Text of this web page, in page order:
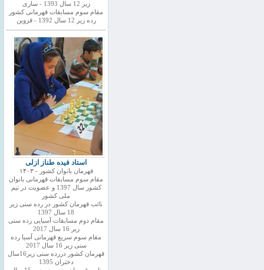
زیر 12 سال 1393 - ساری
مقام سوم مسابقات قهرمانی کشور
رده زیر 12 سال 1392 - قزوین
استاد فیده طناز ازلی
قهرمان بانوان کشور - ۱۴۰۳
مقام سوم مسابقات قهرمانی بانوان
کشور سال 1397 و عضویت در تیم
ملی کشور
نائب قهرمان کشور در رده سنی زیر
18 سال 1397
مقام دوم مسابقات آسیایی رده سنی
زیر 16 سال 2017
مقام سوم سریع قهرمانی آسیا رده
سنی زیر 16 سال 2017
قهرمان کشور دررده سنی زیر16سال
دختران 1395